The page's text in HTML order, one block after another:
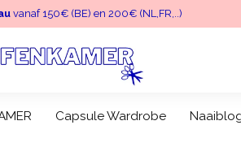
vanaf 150€ (BE) en 200€ (NL,FR,..)
Capsule Wardrobe